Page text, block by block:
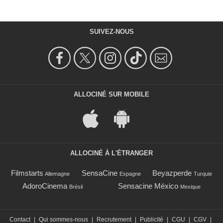
SUIVEZ-NOUS
ALLOCINÉ SUR MOBILE
ALLOCINÉ À L'ÉTRANGER
Filmstarts Allemagne SensaCine Espagne Beyazperde Turquie
AdoroCinema Brésil Sensacine México Mexique
Contact Qui sommes-nous Recrutement Publicité CGU CGV